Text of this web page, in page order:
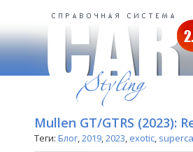
Mullen GT/GTRS (2023):
Теги: Блог,2019,2023, exotic,